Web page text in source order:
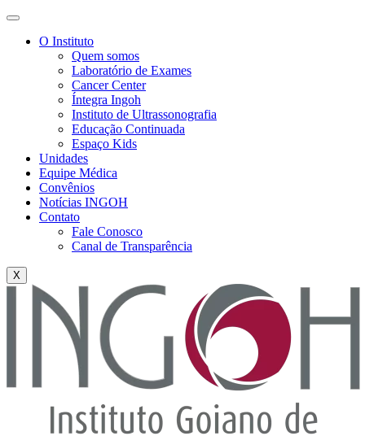
O Instituto
Quem somos
Laboratório de Exames
Cancer Center
Íntegra Ingoh
Instituto de Ultrassonografia
Educação Continuada
Espaço Kids
Unidades
Equipe Médica
Convênios
Notícias INGOH
Contato
Fale Conosco
Canal de Transparência
X